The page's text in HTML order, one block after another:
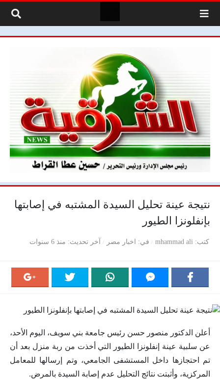
نتيجة عينة تحليل السيدة المشتبه في إصابتها
بإنفلونزا الطيور
كتب mhammad ali في اخبار مصر آخر تحديث منذ 6 سنوات
أعلن الدكتور منصور حسن رئيس جامعة بني سويف، اليوم الأحد،
عن سلبية عينة إنفلونزا الطيور التي أخذت من ربة منزل بعد أن
تم احتجازها داخل المستشفى الجامعي، وتم إرسالها للمعامل
المركزية، وأثبتت نتائج التحليل عدم إصابة السيدة بالمرض.